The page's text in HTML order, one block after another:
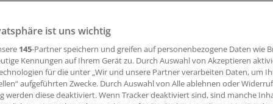
die Reform der Gebührenordnung für Ärztinnen und
story“: oft angekündigt, nie eingelöst. Jetzt könnte das
Unsicherheit gibt es aber.
Leserin, lieber Leser,
ist uns wichtig
145-Partner speichern und greifen auf personenbezogene Daten wie
Kennungen auf Ihrem Gerät zu. Durch Auswahl von Akzeptieren
für die unter „Wir und unsere Partner verarbeiten Daten, um
aufgeführten Zwecke. Durch Auswahl von Alle ablehnen oder
werden diese deaktiviert. Wenn Tracker deaktiviert sind, sind manche